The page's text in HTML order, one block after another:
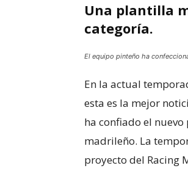
Una plantilla
categoría.
El equipo pinteño ha
En la actual
esta es la mejor
ha confiado el nuevo
madrileño. La
proyecto del Racing